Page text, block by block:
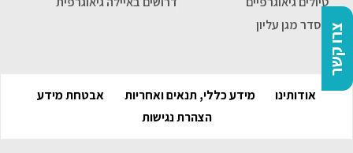
צרו קשר
הסדר מגן עליון
אודותינו מידע כללי, תנאים ואחריות
אבטחת מידע
הצהרת נגישות